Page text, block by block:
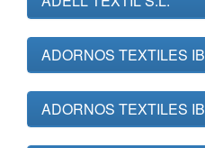
ADORNOS TEXTILES
ADORNOS TEXTILES